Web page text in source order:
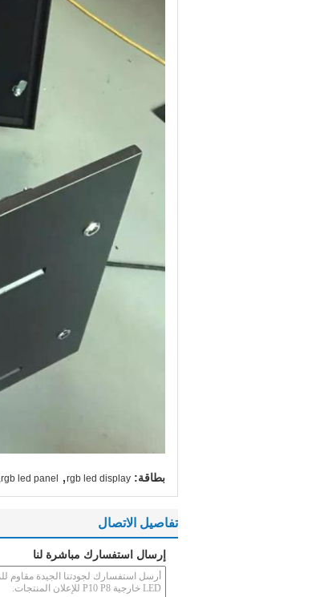
بطاقة: rgb led display
, rgb led panel,قاد لوحة rgb
تفاصيل الاتصال
إرسال استفسارك مباشرة لنا